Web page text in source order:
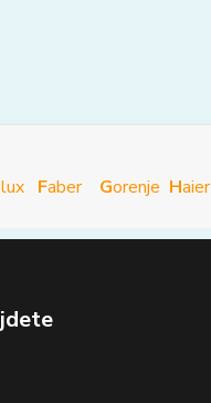
Faber Gorenje Haier